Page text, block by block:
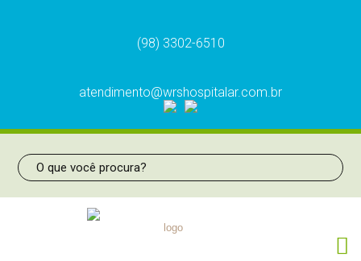
(98) 3302-6510
atendimento@wrshospitalar.com.br